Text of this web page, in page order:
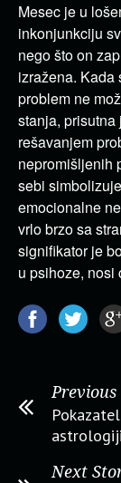
Mesec je u
inkonjunkciju
nego što on
izražena. Kada
problem ne
stanja,
rešavanjem
nepromišljenih
sebi
emocionalne
vrlo brzo sa
signifikator je
u psihoze, nosi
astrologiji
Next